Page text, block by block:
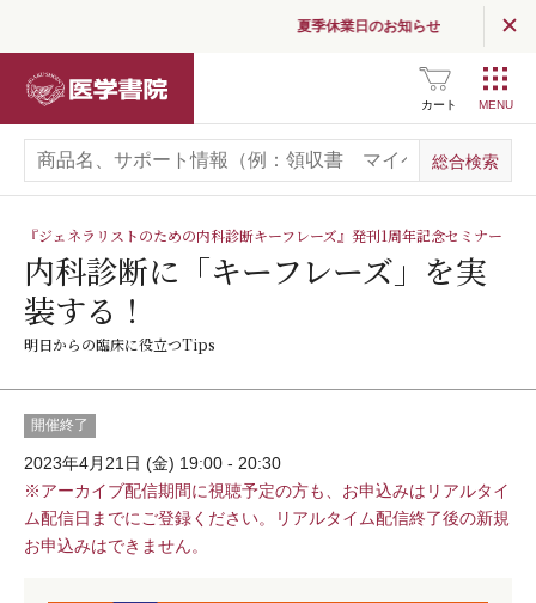
夏季休業日のお知らせ
カート
『ジェネラリストのための内科診断キーフレーズ』発刊1周年記念セミナー
内科診断に「キーフレーズ」を実
装する！
明日からの臨床に役立つTips
開催終了
2023年4月21日 (金) 19:00 - 20:30
※アーカイブ配信期間に視聴予定の方も、お申込みはリアルタイ
ム配信日までにご登録ください。リアルタイム配信終了後の新規
お申込みはできません。